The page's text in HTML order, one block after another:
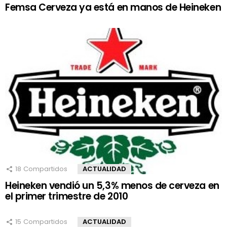
Femsa Cerveza ya está en manos de Heineken
18 Compartidos ACTUALIDAD
Heineken vendió un 5,3% menos de cerveza en
el primer trimestre de 2010
15 Compartidos ACTUALIDAD